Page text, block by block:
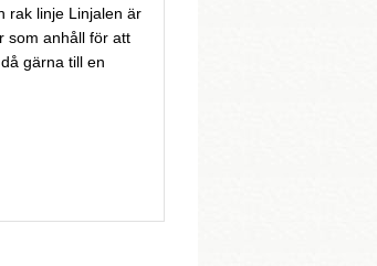
rak linje Linjalen är
som anhåll för att
gärna till en